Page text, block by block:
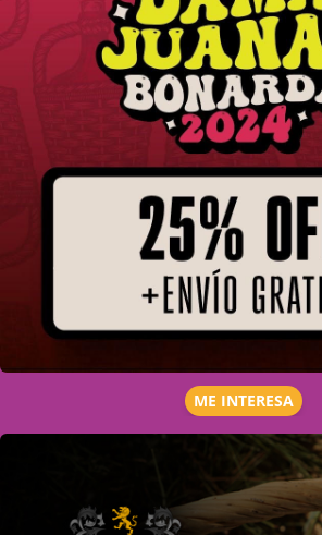
ME INTERESA